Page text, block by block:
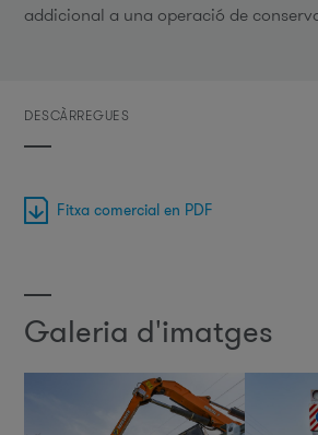
addicional a una operació de
DESCÀRREGUES
Fitxa comercial en PDF
Galeria d'imatges